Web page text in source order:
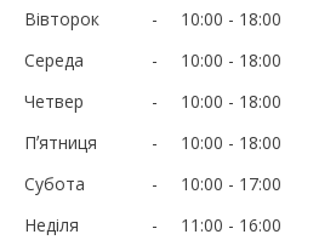
Вівторок
10:00
18:00
Середа
10:00
18:00
Четвер
10:00
18:00
Пʼятниця
10:00
18:00
Субота
10:00
17:00
Неділя
11:00 16:00